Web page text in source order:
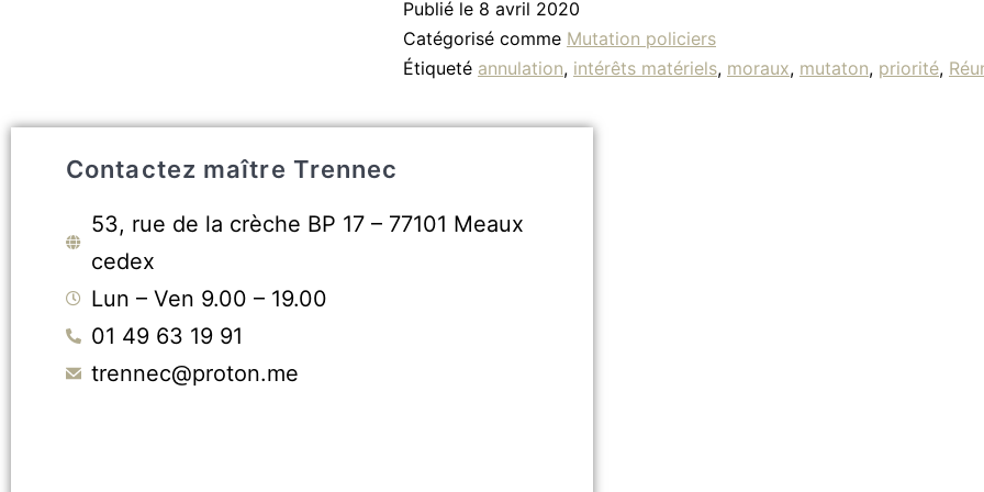
Publié le 8 avril 2020
Catégorisé comme Mutation policiers
Étiqueté annulation, intérêts matériels, moraux, mutaton, priorité,
Contactez maître Trennec
53, rue de la crèche BP 17 – 77101 Meaux
cedex
Lun – Ven 9.00 – 19.00
01 49 63 19 91
trennec@proton.me